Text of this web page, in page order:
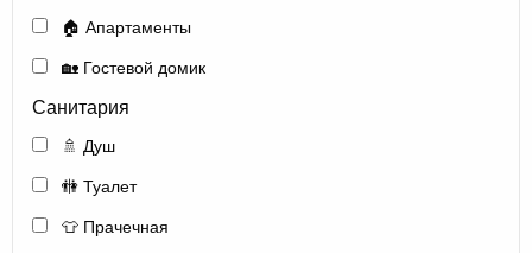
🏠 Апартаменты
🏡 Гостевой домик
Санитария
🚿 Душ
🚻 Туалет
👕 Прачечная